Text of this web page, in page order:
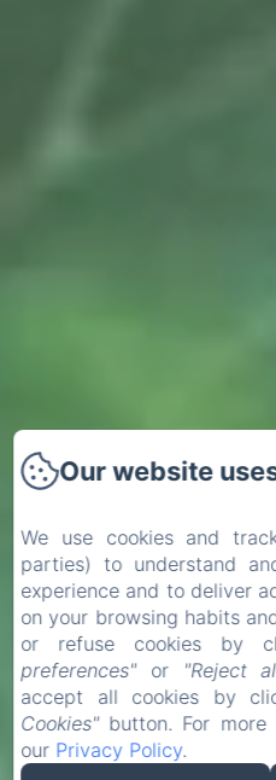
Our website
We use cookies and
parties) to understand
experience and to deliver
on your browsing habits
or refuse cookies by
preferences"or "Reject
accept all cookies by
Cookies"button. For more
our Privacy Policy.